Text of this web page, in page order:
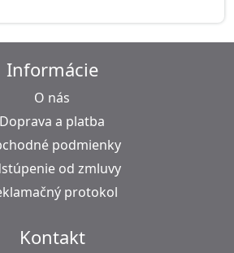
Informácie
O nás
Doprava a platba
podmienky
od zmluvy
protokol
Kontakt